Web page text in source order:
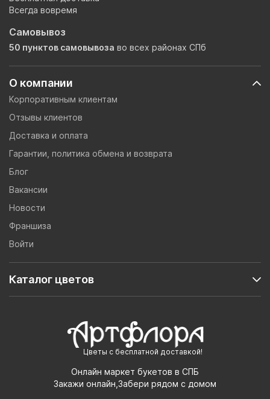
Цветы с бесплатной доставкой!
Онлайн маркет букетов в СПБ
Закажи онлайн,Забери рядом с домом
О компании
Корпоративным клиентам
Отзывы клиентов
Доставка и оплата
Гарантии, политика обмена и возврата
Блог
Вакансии
Новости
Франшиза
Войти
Каталог цветов
Всегда вовремя
Самовывоз
50 пунктов самовывоза во всех районах СПб